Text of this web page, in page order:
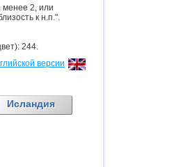
менее 2, или
к н.п.".
244.
версии
Исландия